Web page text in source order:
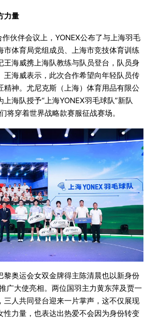
量
伴会议上，YONEX公布了与上海羽毛
市体育局党组成员、上海市竞技体育训练
王海威携上海队教练与队员登台，队员身
王海威表示，此次合作希望向年轻队员传
精神。尤尼克斯（上海）体育用品有限公
海队授予“上海YONEX羽毛球队”新队
将穿着世界战略款赛服征战赛场。
奥运会女双金牌得主陈清晨也以新身份
大使亮相。两位国羽主力黄东萍及贾一
三人共同登台迎来一片掌声，这不仅展现
性力量，也表达出热爱不会因为身份转变